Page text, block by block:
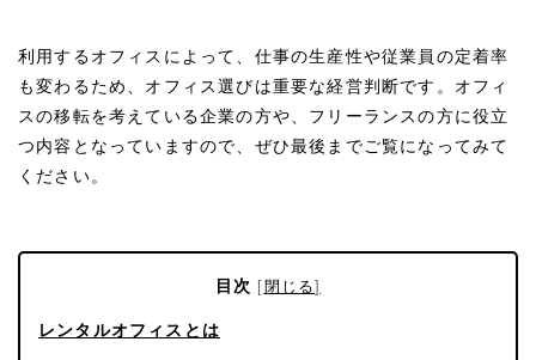
利用するオフィスによって、仕事の生産性や従業員の定着率
も変わるため、オフィス選びは重要な経営判断です。オフィ
スの移転を考えている企業の方や、フリーランスの方に役立
つ内容となっていますので、ぜひ最後までご覧になってみて
ください。
目次 閉じる
レンタルオフィスとは